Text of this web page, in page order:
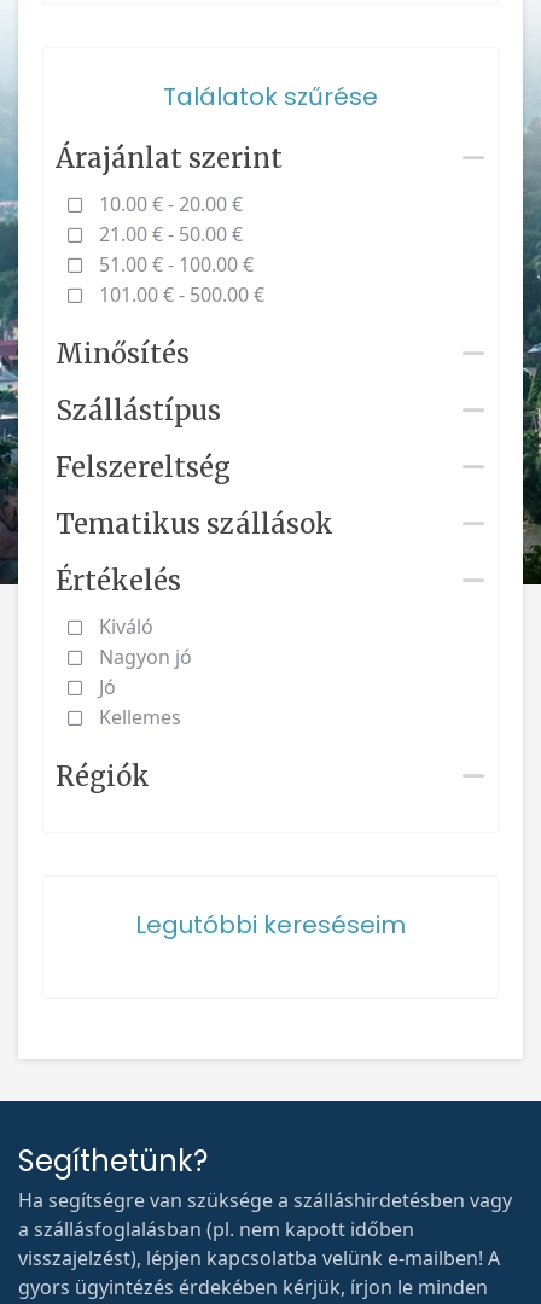
Találatok szűrése
Árajánlat szerint
10.00 € - 20.00 €
21.00 € - 50.00 €
51.00 € - 100.00 €
101.00 € - 500.00 €
Minősítés
Szállástípus
Felszereltség
Tematikus szállások
Értékelés
Kiváló
Nagyon jó
Jó
Kellemes
Régiók
Legutóbbi kereséseim
Segíthetünk?
Ha segítségre van szüksége a szálláshirdetésben vagy
a szállásfoglalásban (pl. nem kapott időben
visszajelzést), lépjen kapcsolatba velünk e-mailben! A
gyors ügyintézés érdekében kérjük, írjon le minden